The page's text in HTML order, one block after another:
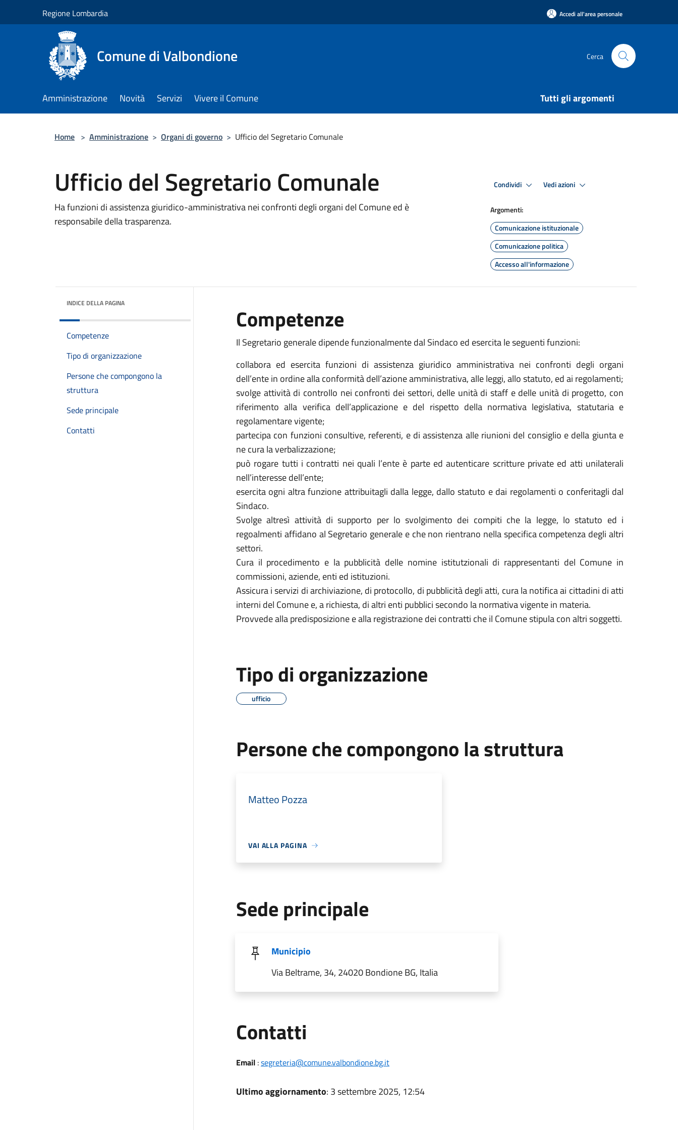
Regione Lombardia Accedi all'area personale
Comune di Valbondione Cerca
Amministrazione Novità Servizi Vivere il Comune Tutti gli argomenti
Home > Amministrazione > Organi di governo > Ufficio del Segretario Comunale
Ufficio del Segretario Comunale
Ha funzioni di assistenza giuridico-amministrativa nei confronti degli organi del Comune ed è
responsabile della trasparenza.
Condividi Vedi azioni
Argomenti:
Comunicazione istituzionale
Comunicazione politica
Accesso all'informazione
INDICE DELLA PAGINA
Competenze
Tipo di organizzazione
Persone che compongono la
struttura
Sede principale
Contatti
Competenze
Il Segretario generale dipende funzionalmente dal Sindaco ed esercita le seguenti funzioni:
collabora ed esercita funzioni di assistenza giuridico amministrativa nei confronti degli organi
dell’ente in ordine alla conformità dell’azione amministrativa, alle leggi, allo statuto, ed ai regolamenti;
svolge attività di controllo nei confronti dei settori, delle unità di staff e delle unità di progetto, con
riferimento alla verifica dell’applicazione e del rispetto della normativa legislativa, statutaria e
regolamentare vigente;
partecipa con funzioni consultive, referenti, e di assistenza alle riunioni del consiglio e della giunta e
ne cura la verbalizzazione;
può rogare tutti i contratti nei quali l’ente è parte ed autenticare scritture private ed atti unilaterali
nell’interesse dell’ente;
esercita ogni altra funzione attribuitagli dalla legge, dallo statuto e dai regolamenti o conferitagli dal
Sindaco.
Svolge altresì attività di supporto per lo svolgimento dei compiti che la legge, lo statuto ed i
regoalmenti affidano al Segretario generale e che non rientrano nella specifica competenza degli altri
settori.
Cura il procedimento e la pubblicità delle nomine istitutzionali di rappresentanti del Comune in
commissioni, aziende, enti ed istituzioni.
Assicura i servizi di archiviazione, di protocollo, di pubblicità degli atti, cura la notifica ai cittadini di atti
interni del Comune e, a richiesta, di altri enti pubblici secondo la normativa vigente in materia.
Provvede alla predisposizione e alla registrazione dei contratti che il Comune stipula con altri soggetti.
Tipo di organizzazione
ufficio
Persone che compongono la struttura
Matteo Pozza
VAI ALLA PAGINA
Sede principale
Municipio
Via Beltrame, 34, 24020 Bondione BG, Italia
Contatti
Email:segreteria@comune.valbondione.bg.it
Ultimo aggiornamento: 3 settembre 2025, 12:54